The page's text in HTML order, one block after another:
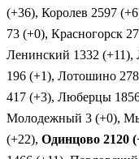
(+36), Королев 2597
73 (+0), Красногорск
Ленинский 1332 (+11),
196 (+1), Лотошино
417 (+3), Люберцы
Молодежный 3 (+0),
(+22), Одинцово 2120